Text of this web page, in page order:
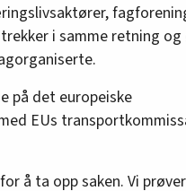
i samme retning og
på det europeiske
EUs
å ta opp saken. Vi